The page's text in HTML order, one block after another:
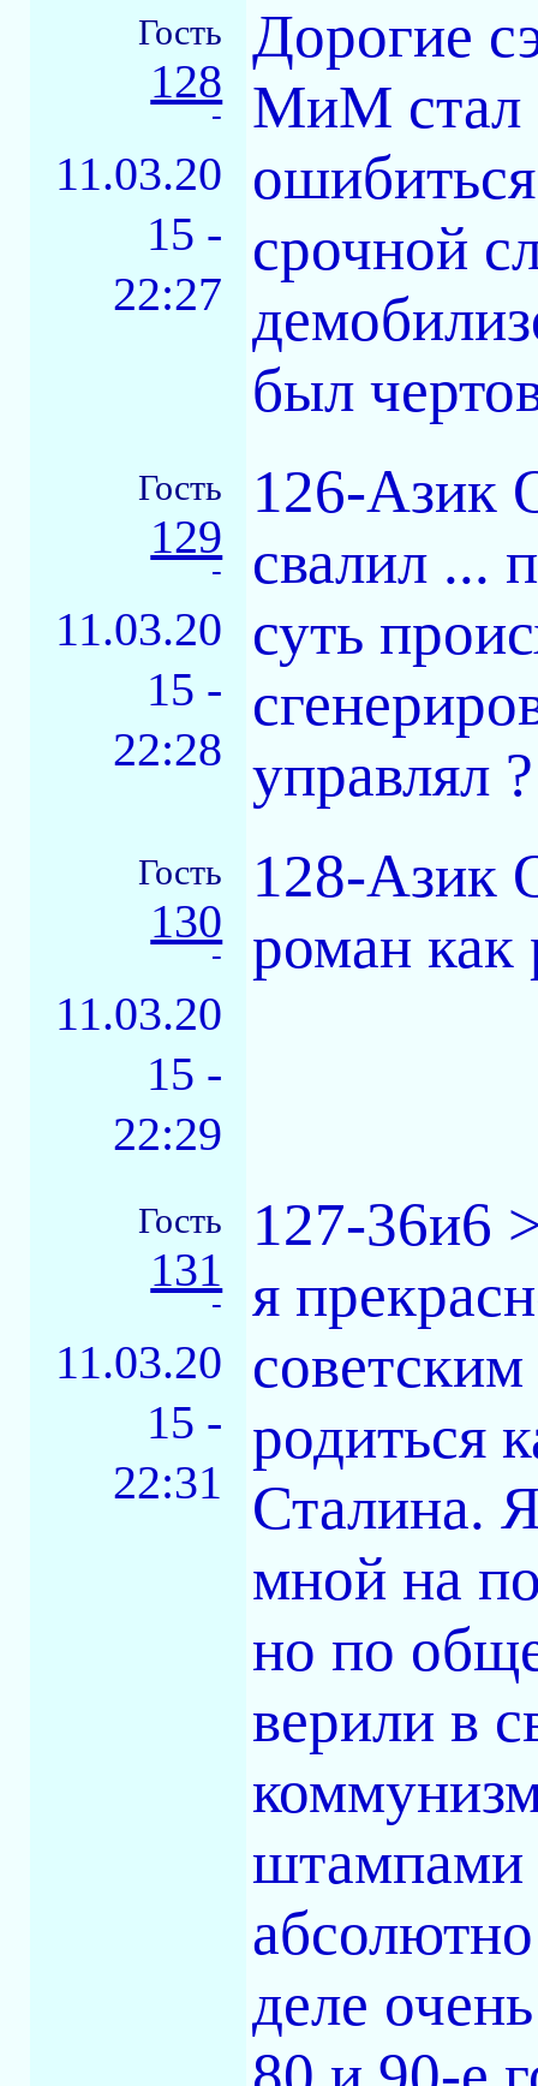
Гость
128
-
11.03.20
15 -
22:27
Дорогие
МиМ стал
срочной
был
Гость
129
-
11.03.20
15 -
22:28
126-Азик
свалил ...
суть
управлял
Гость
130
-
11.03.20
15 -
22:29
128-Азик
роман как
Гость
131
-
11.03.20
15 -
22:31
127-36и6
я
родиться
Сталина.
мной на
но по
верили в
штампами
деле